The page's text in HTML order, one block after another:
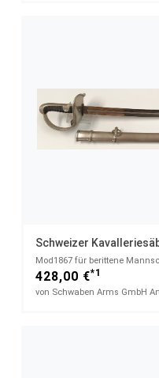
Schweizer
Mod1867 für berittene
428,00 €*1
von Schwaben Arms GmbH